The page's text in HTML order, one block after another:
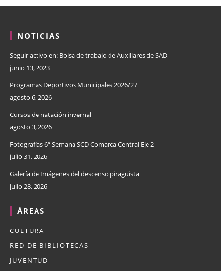
NOTICIAS
Seguir activo en: Bolsa de trabajo de Auxiliares de SAD
junio 13, 2023
Programas Deportivos Municipales 2026/27
agosto 6, 2026
Cursos de natación invernal
agosto 3, 2026
Fotografías 6ª Semana SCD Comarca Central Eje 2
julio 31, 2026
Galería de Imágenes del descenso piragüista
julio 28, 2026
ÁREAS
CULTURA
RED DE BIBLIOTECAS
JUVENTUD